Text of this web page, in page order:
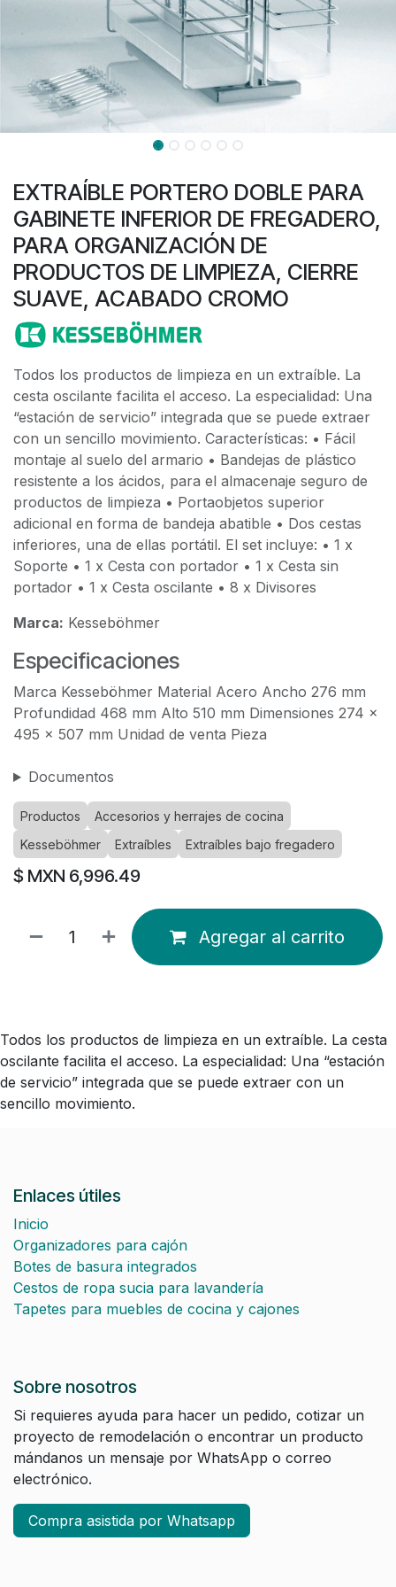
EXTRAÍBLE PORTERO DOBLE PARA
GABINETE INFERIOR DE FREGADERO,
PARA ORGANIZACIÓN DE
PRODUCTOS DE LIMPIEZA, CIERRE
SUAVE, ACABADO CROMO
Todos los productos de limpieza en un extraíble. La
cesta oscilante facilita el acceso. La especialidad: Una
“estación de servicio” integrada que se puede extraer
con un sencillo movimiento. Características: • Fácil
montaje al suelo del armario • Bandejas de plástico
resistente a los ácidos, para el almacenaje seguro de
productos de limpieza • Portaobjetos superior
adicional en forma de bandeja abatible • Dos cestas
inferiores, una de ellas portátil. El set incluye: • 1 x
Soporte • 1 x Cesta con portador • 1 x Cesta sin
portador • 1 x Cesta oscilante • 8 x Divisores
Marca: Kesseböhmer
Especificaciones
Marca Kesseböhmer Material Acero Ancho 276 mm
Profundidad 468 mm Alto 510 mm Dimensiones 274 x
495 x 507 mm Unidad de venta Pieza
Documentos
Productos
Accesorios y herrajes de cocina
Kesseböhmer
Extraíbles Extraíbles bajo fregadero
$ MXN 6,996.49
Agregar al carrito
Todos los productos de limpieza en un extraíble. La cesta
oscilante facilita el acceso. La especialidad: Una “estación
de servicio” integrada que se puede extraer con un
sencillo movimiento.
Enlaces útiles
Inicio
Organizadores para cajón
Botes de basura integrados
Cestos de ropa sucia para lavandería
Tapetes para muebles de cocina y cajones
Sobre nosotros
Si requieres ayuda para hacer un pedido, cotizar un
proyecto de remodelación o encontrar un producto
mándanos un mensaje por WhatsApp o correo
electrónico.
Compra asistida por Whatsapp